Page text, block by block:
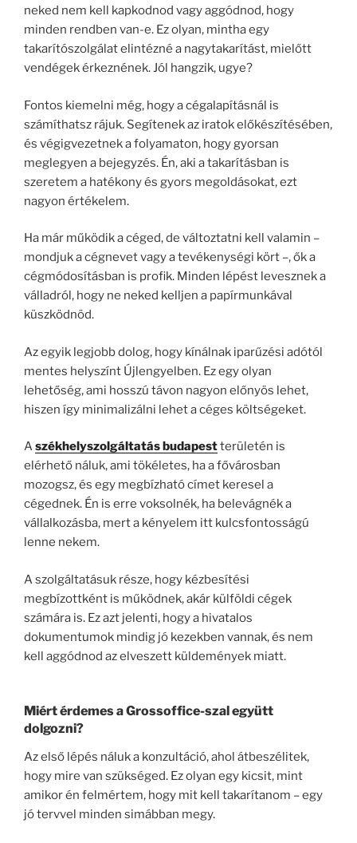
neked nem kell kapkodnod vagy aggódnod, hogy
minden rendben van-e. Ez olyan, mintha egy
takarítószolgálat elintézné a nagytakarítást, mielőtt
vendégek érkeznének. Jól hangzik, ugye?
Fontos kiemelni még, hogy a cégalapításnál is
számíthatsz rájuk. Segítenek az iratok előkészítésében,
és végigvezetnek a folyamaton, hogy gyorsan
meglegyen a bejegyzés. Én, aki a takarításban is
szeretem a hatékony és gyors megoldásokat, ezt
nagyon értékelem.
Ha már működik a céged, de változtatni kell valamin –
mondjuk a cégnevet vagy a tevékenységi kört –, ők a
cégmódosításban is profik. Minden lépést levesznek a
válladról, hogy ne neked kelljen a papírmunkával
küszködnöd.
Az egyik legjobb dolog, hogy kínálnak iparűzési adótól
mentes helyszínt Újlengyelben. Ez egy olyan
lehetőség, ami hosszú távon nagyon előnyös lehet,
hiszen így minimalizálni lehet a céges költségeket.
Aszékhelyszolgáltatás budapestterületén is
elérhető náluk, ami tökéletes, ha a fővárosban
mozogsz, és egy megbízható címet keresel a
cégednek. Én is erre voksolnék, ha belevágnék a
vállalkozásba, mert a kényelem itt kulcsfontosságú
lenne nekem.
A szolgáltatásuk része, hogy kézbesítési
megbízottként is működnek, akár külföldi cégek
számára is. Ez azt jelenti, hogy a hivatalos
dokumentumok mindig jó kezekben vannak, és nem
kell aggódnod az elveszett küldemények miatt.
Miért érdemes a Grossoffice-szal együtt
dolgozni?
Az első lépés náluk a konzultáció, ahol átbeszélitek,
hogy mire van szükséged. Ez olyan egy kicsit, mint
amikor én felmértem, hogy mit kell takarítanom – egy
jó tervvel minden simábban megy.